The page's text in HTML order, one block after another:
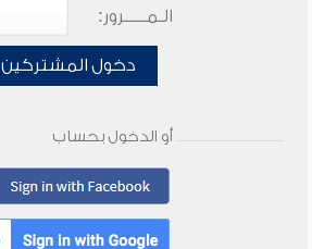
الـمـــــرور:
دخول المشتركين
أو الدخول بحساب